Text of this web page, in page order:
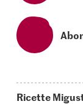
Ricette